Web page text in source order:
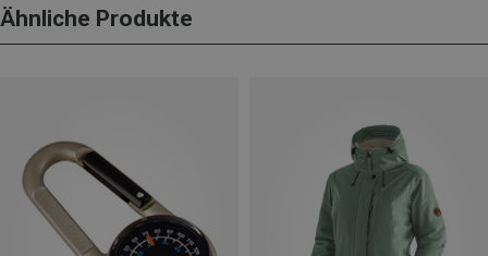
Ähnliche Produkte